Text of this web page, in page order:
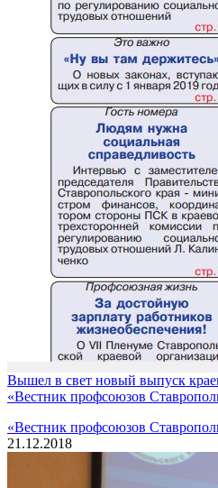
Вышел в свет новый выпуск
«Вестник профсоюзов
«Вестник профсоюзов
21.12.2018